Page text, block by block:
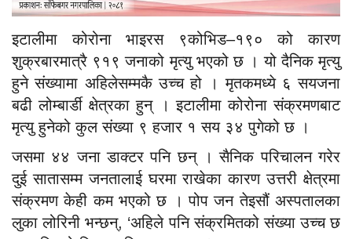
इटालीमा कोरोना भाइरस ९कोभिड–१९० को कारण
शुक्रबारमात्रै ९१९ जनाको मृत्यु भएको छ । यो दैनिक मृत्यु
हुने संख्यामा अहिलेसम्मकै उच्च हो । मृतकमध्ये ६ सयजना
बढी लोम्बार्डी क्षेत्रका हुन् । इटालीमा कोरोना संक्रमणबाट
मृत्यु हुनेको कुल संख्या ९ हजार १ सय ३४ पुगेको छ ।
जसमा ४४ जना डाक्टर पनि छन् । सैनिक परिचालन गरेर
दुई सातासम्म जनतालाई घरमा राखेका कारण उत्तरी क्षेत्रमा
संक्रमण केही कम भएको छ । पोप जन तेइसौं अस्पतालका
लुका लोरिनी भन्छन्, ‘अहिले पनि संक्रमितको संख्या उच्च छ